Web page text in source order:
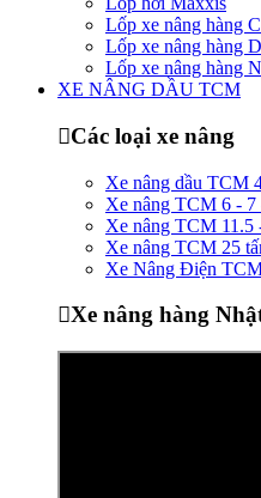
Lốp xe nâng hàng
Lốp xe nâng hàng
Lốp xe nâng hàng
XE NÂNG DẦU TCM
Các loại xe nâng
Xe nâng dầu TCM
Xe nâng TCM 6 - 7
Xe nâng TCM
Xe nâng TCM 25
Xe Nâng Điện
Xe nâng hàng